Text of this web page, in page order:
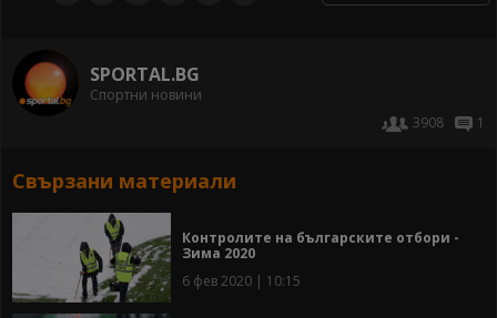
SPORTAL.BG
Спортни новини
3908
1
Свързани материали
Контролите на българските отбори -
Зима 2020
6 фев 2020 | 10:15